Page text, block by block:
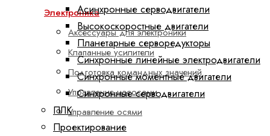
Электроника
Аксессуары для электроники
Клапанные усилители
Подготовка командных значений
Управление насосами
Управление осями
Асинхронные серводвигатели
Высокоскоростные двигатели
Планетарные серворедукторы
Синхронные линейные электродвигатели
Синхронные моментные двигатели
Синхронные серводвигатели
ПЛК
Проектирование